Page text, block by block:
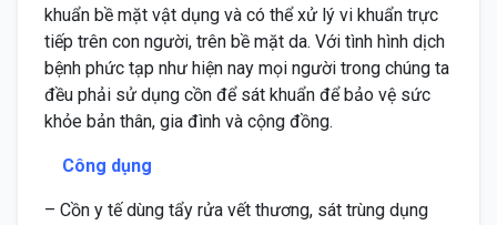
khuẩn bề mặt vật dụng và có thể xử lý vi khuẩn trực
tiếp trên con người, trên bề mặt da. Với tình hình dịch
bệnh phức tạp như hiện nay mọi người trong chúng ta
đều phải sử dụng cồn để sát khuẩn để bảo vệ sức
khỏe bản thân, gia đình và cộng đồng.
Công dụng
– Cồn y tế dùng tẩy rửa vết thương, sát trùng dụng